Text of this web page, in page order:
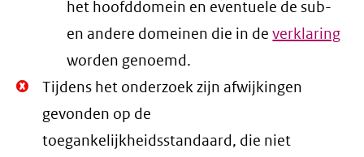
het hoofddomein en eventuele de sub-
en andere domeinen die in deverklaring
worden genoemd.
Niet
Oké.
Tijdens het onderzoek zijn afwijkingen
gevonden op de
toegankelijkheidsstandaard, die niet